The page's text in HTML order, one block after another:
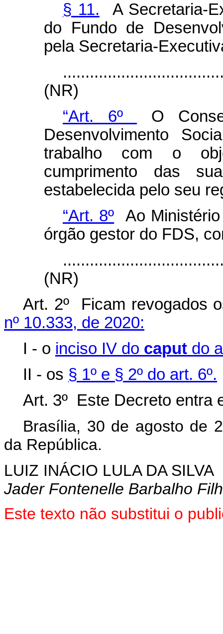
§ 11. A Secretaria-
do Fundo de
pela Secretaria-
(NR)
“Art. 6º
O
Desenvolvimento
trabalho com o
cumprimento das
estabelecida pelo seu
“Art. 8º Ao
órgão gestor do FDS,
(NR)
Art. 2º Ficam revogados
nº 10.333, de 2020:
I - o inciso IV do caput do
II - os § 1º e § 2º do art. 6º.
Art. 3º Este Decreto entra
Brasília, 30 de agosto de
da República.
LUIZ INÁCIO LULA DA SILVA
Jader Fontenelle Barbalho
Este texto não substitui o